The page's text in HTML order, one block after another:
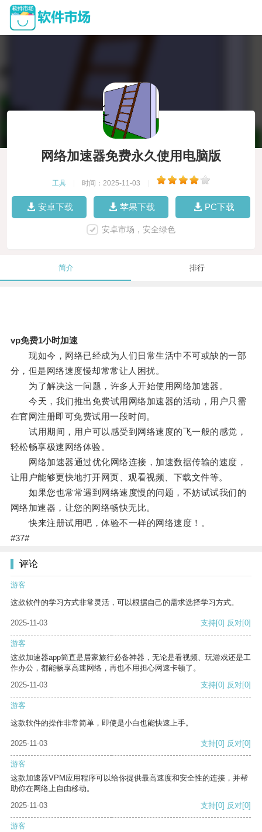
网络加速器免费永久使用电脑版
工具 时间：2025-11-03
安卓下载 苹果下载 PC下载
安卓市场，安全绿色
简介 排行
vp免费1小时加速
现如今，网络已经成为人们日常生活中不可或缺的一部
分，但是网络速度慢却常常让人困扰。
为了解决这一问题，许多人开始使用网络加速器。
今天，我们推出免费试用网络加速器的活动，用户只需
在官网注册即可免费试用一段时间。
试用期间，用户可以感受到网络速度的飞一般的感觉，
轻松畅享极速网络体验。
网络加速器通过优化网络连接，加速数据传输的速度，
让用户能够更快地打开网页、观看视频、下载文件等。
如果您也常常遇到网络速度慢的问题，不妨试试我们的
网络加速器，让您的网络畅快无比。
快来注册试用吧，体验不一样的网络速度！。
#37#
评论
游客
这款软件的学习方式非常灵活，可以根据自己的需求选择学习方式。
2025-11-03 支持[0] 反对[0]
游客
这款加速器app简直是居家旅行必备神器，无论是看视频、玩游戏还是工
作办公，都能畅享高速网络，再也不用担心网速卡顿了。
2025-11-03
支持[0] 反对[0]
游客
这款软件的操作非常简单，即使是小白也能快速上手。
2025-11-03 支持[0] 反对[0]
游客
这款加速器VPM应用程序可以给你提供最高速度和安全性的连接，并帮
助你在网络上自由移动。
2025-11-03
支持[0] 反对[0]
游客